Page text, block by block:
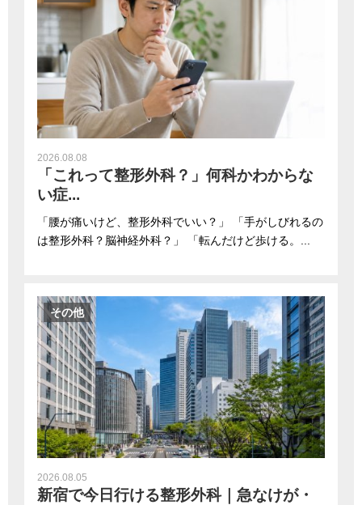
2026.08.08
「これって整形外科？」何科かわからな
い症...
「腰が痛いけど、整形外科でいい？」 「手がしびれるの
は整形外科？脳神経外科？」 「転んだけど歩ける。...
その他
2026.08.05
新宿で今日行ける整形外科｜急なけが・